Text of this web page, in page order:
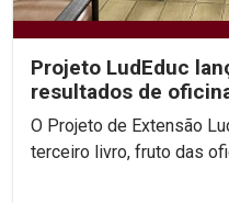
Projeto LudEduc
resultados de
Educação
O Projeto de Extensão
terceiro livro, fruto das